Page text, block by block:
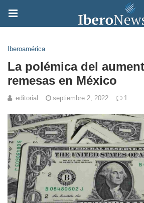
Iberoamérica
La polémica del
remesas en México
editorial septiembre 2, 2022 1